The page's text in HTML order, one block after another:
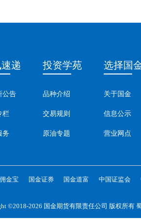
递
公告
栏
务
投资学苑
品种介绍
交易规则
原油专题
选择国
关于国金
信息公示
营业网点
佣金宝 国金证券 国金道富 中国证监会
©2018-2026 国金期货有限责任公司 版权所有